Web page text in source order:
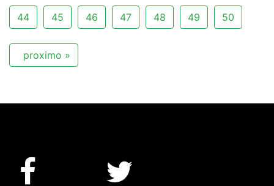
44 45 46 47 48 49 50
proximo »